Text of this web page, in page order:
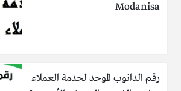
Modanisa
رقم الدانوب الموحد لخدمة العملاء